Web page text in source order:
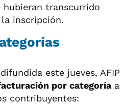
hubieran transcurrido
inscripción.
este jueves, AFIP
por categoríaa
contribuyentes: